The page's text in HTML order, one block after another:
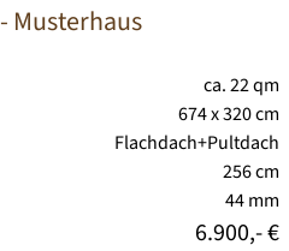
- Musterhaus
ca. 22 qm
674 x 320 cm
Flachdach+Pultdach
256 cm
44 mm
6.900,- €